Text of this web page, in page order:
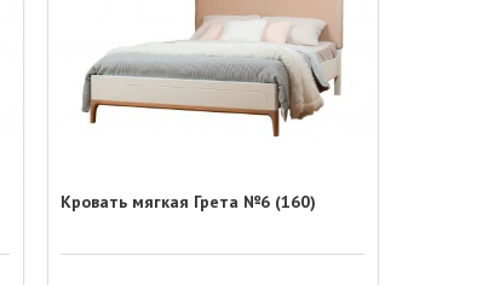
Кровать мягкая Грета №6 (160)